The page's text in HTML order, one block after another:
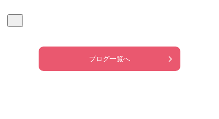
ブログ一覧へ